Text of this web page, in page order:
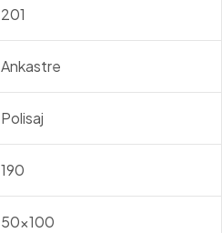
201
Ankastre
Polisaj
190
50×100